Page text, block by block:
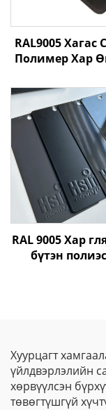
RAL9005 Хагас
Полимер Хар
Түүхийлэгч,
Сийрэг
RAL 9005 Хар
бүтэн
Хуурцагт
үйлдвэрлэлийн
хөрвүүлсэн
төвөгтүшгүй